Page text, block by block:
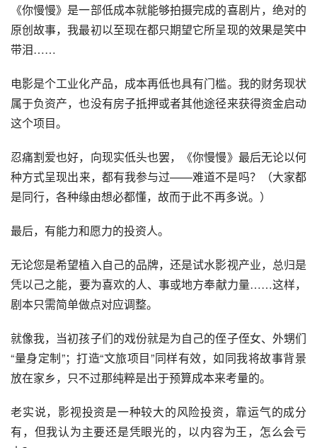
《你慢慢》是一部低成本就能够拍摄完成的喜剧片，绝对的
原创故事，我最初以至现在都只期望它所呈现的效果是笑中
带泪……
电影是个工业化产品，成本再低也具有门槛。我的财务现状
属于负资产，也没有房子抵押或者其他途径来获得资金启动
这个项目。
忍痛割爱也好，向现实低头也罢，《你慢慢》最后无论以何
种方式呈现出来，都有我参与过——难道不是吗？（大家都
是同行，各种缘由想必都懂，故而于此不再多说。）
最后，有能力和愿力的投资人。
无论您是希望植入自己的品牌，还是试水影视产业，总归是
凭以己之能，要为喜欢的人、事或地方奉献力量……这样，
剧本只需简单做点对应调整。
就像我，当初孩子们的戏份就是为自己的侄子侄女、外甥们
“量身定制”；打造“文旅项目”同样有效，如同我将故事背景
放在家乡，只不过那纯粹是出于预算成本来考量的。
老实说，影视投资是一种较大的风险投资，靠运气的成分
有，但我认为主要还是凭眼光的，以内容为王，怎么会亏